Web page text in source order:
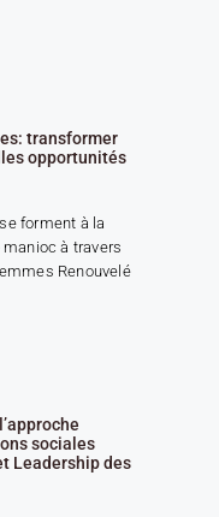
transformer
opportunités
forment à la
à travers
Renouvelé
sociales
Leadership des